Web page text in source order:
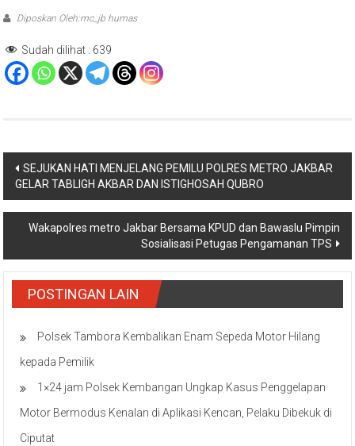
Diposkan Oleh:mc_jb humas
Sudah dilihat : 639
Navigasi
pos
SEJUKAN HATI MENJELANG PEMILU POLRES METRO JAKBAR
GELAR TABLIGH AKBAR DAN ISTIGHOSAH QUBRO
Wakapolres metro Jakbar Bersama KPUD dan Bawaslu Pimpin
Sosialisasi Petugas Pengamanan TPS
POSTINGAN LAIN
Polsek Tambora Kembalikan Enam Sepeda Motor Hilang
kepada Pemilik
1×24 jam Polsek Kembangan Ungkap Kasus Penggelapan
Motor Bermodus Kenalan di Aplikasi Kencan, Pelaku Dibekuk di
Ciputat